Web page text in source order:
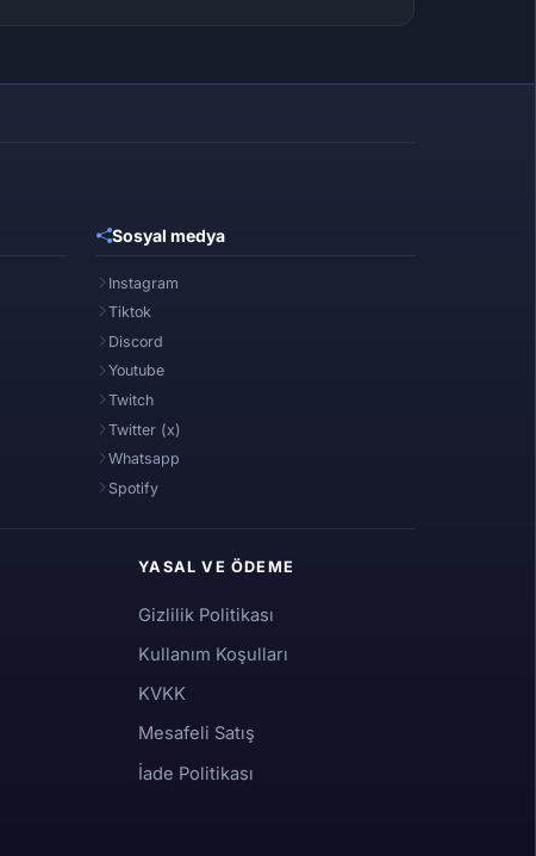
Sosyal medya
Instagram
Tiktok
Discord
Youtube
Twitch
Twitter (x)
Whatsapp
Spotify
YASAL VE ÖDEME
Gizlilik Politikası
Kullanım Koşulları
KVKK
Mesafeli Satış
İade Politikası